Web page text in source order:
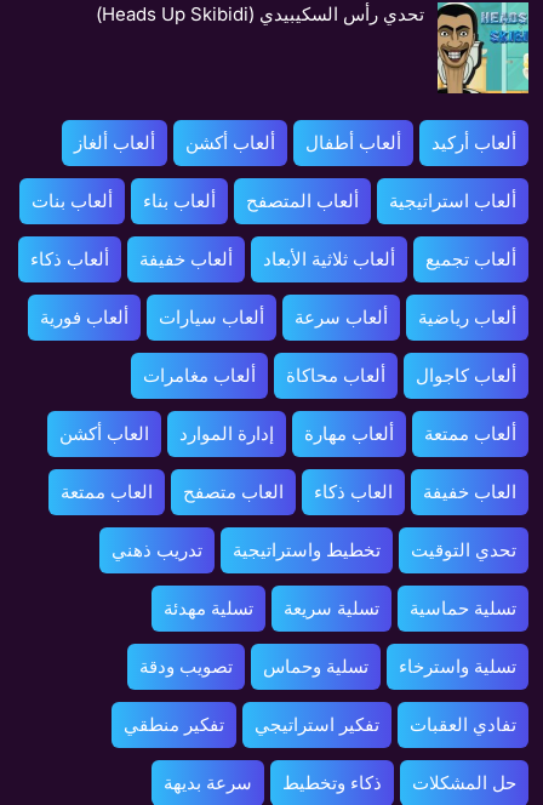
تحدي رأس السكيبيدي (Heads Up Skibidi)
ألعاب أركيد ألعاب أطفال ألعاب أكشن ألعاب ألغاز
ألعاب استراتيجية ألعاب المتصفح ألعاب بناء ألعاب بنات
ألعاب تجميع ألعاب ثلاثية الأبعاد ألعاب خفيفة ألعاب ذكاء
ألعاب رياضية ألعاب سرعة ألعاب سيارات ألعاب فورية
ألعاب كاجوال ألعاب محاكاة ألعاب مغامرات
ألعاب ممتعة ألعاب مهارة إدارة الموارد العاب أكشن
العاب خفيفة العاب ذكاء العاب متصفح العاب ممتعة
تحدي التوقيت تخطيط واستراتيجية تدريب ذهني
تسلية حماسية تسلية سريعة تسلية مهدئة
تسلية واسترخاء تسلية وحماس تصويب ودقة
تفادي العقبات تفكير استراتيجي تفكير منطقي
حل المشكلات ذكاء وتخطيط سرعة بديهة